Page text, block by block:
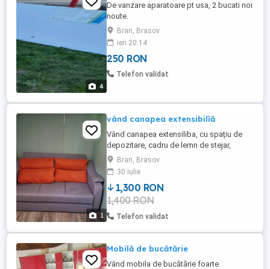
4
De vanzare aparatoare pt usa, 2 bucati noi
noute.
Bran, Brasov
ieri 20:14
250 RON
Telefon validat
1
vând canapea extensibilîă
Vând canapea extensiliba, cu spațiu de
depozitare, cadru de lemn de stejar,
culoare gri cu 2 perne decorative mari de
culoare portocalie. Spatiu de dormit este
de 1,60 2,20
Bran, Brasov
30 iulie
1,300 RON
1,400 RON
Telefon validat
Mobilă de bucătărie
Vând mobila de bucătărie foarte